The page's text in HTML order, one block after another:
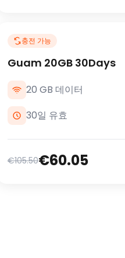
충전 가능
Guam 20GB 30Days
20 GB 데이터
30일 유효
€105.50€60.05